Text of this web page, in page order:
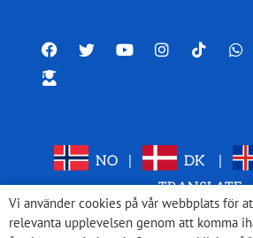
NO DK
TRANSLATE
Vi använder cookies på vår webbplats för
relevanta upplevelsen genom att komma